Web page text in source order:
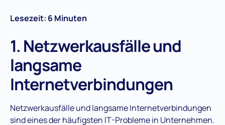
Lesezeit: 6 Minuten
1. Netzwerkausfälle und
langsame
Internetverbindungen
Netzwerkausfälle und langsame Internetverbindungen
sind eines der häufigsten IT-Probleme in Unternehmen.